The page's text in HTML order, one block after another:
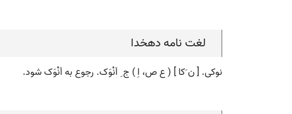
لغت نامه دهخدا
نوکی. [ ن َکا ] ( ع ص، اِ ) ج ِ اَنْوَک. رجوع به اَنْوَک شود.